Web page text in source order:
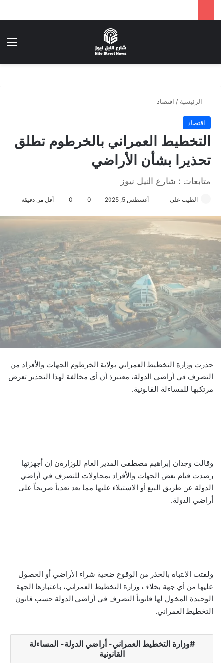
الرئيسية / اقتصاد
اقتصاد
التخطيط العمراني بالخرطوم تطلق
تحذيرا بشأن الأراضي
متابعات : شارع النيل نيوز
الطيب علي
ل
ر
ي
د
إ
ل
ك
و
ن
ي
أغسطس 5, 2025 0 أقل من دقيقة
حذرت وزارة التخطيط العمراني بولاية الخرطوم الجهات والأفراد من
التصرف في أراضي الدولة، معتبرة أن أي مخالفة لهذا التحذير تعرض
مرتكبها للمساءلة القانونية.
وقالت وجدان إبراهيم مصطفى المدير العام للوزارةن إن أجهزتها
رصدت قيام بعض الجهات والأفراد بمحاولات للتصرف في أراضي
الدولة عن طريق البيع أو الاستيلاء عليها مما يعد تعدياً صريحاً على
أراضي الدولة.
ولفتت الانتباه بالحذر من الوقوع ضحية شراء الأراضي أو الحصول
عليها من أي جهة بخلاف وزارة التخطيط العمراني، باعتبارها الجهة
الوحيدة المخول لها قانوناً التصرف في أراضي الدولة حسب قانون
التخطيط العمراني.
وزارة التخطيط العمراني- أراضي الدولة- المساءلة
القانونية